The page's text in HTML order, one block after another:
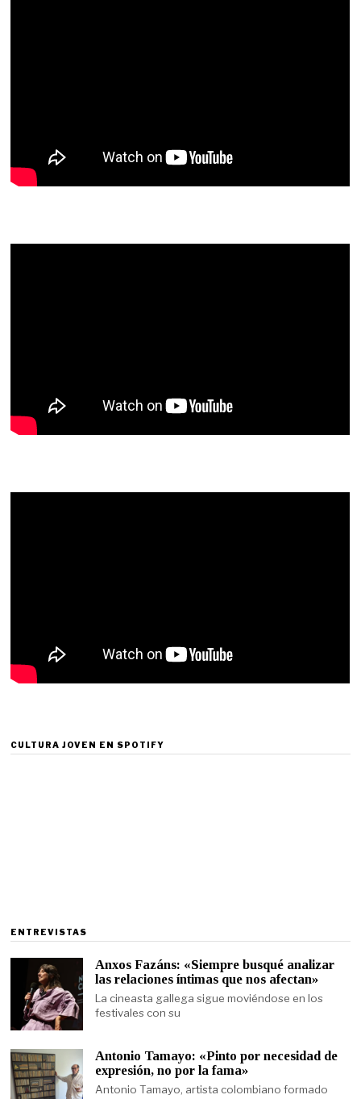
CULTURA JOVEN EN SPOTIFY
ENTREVISTAS
Anxos Fazáns: «Siempre busqué analizar
las relaciones íntimas que nos afectan»
La cineasta gallega sigue moviéndose en los
festivales con su
Antonio Tamayo: «Pinto por necesidad de
expresión, no por la fama»
Antonio Tamayo, artista colombiano formado